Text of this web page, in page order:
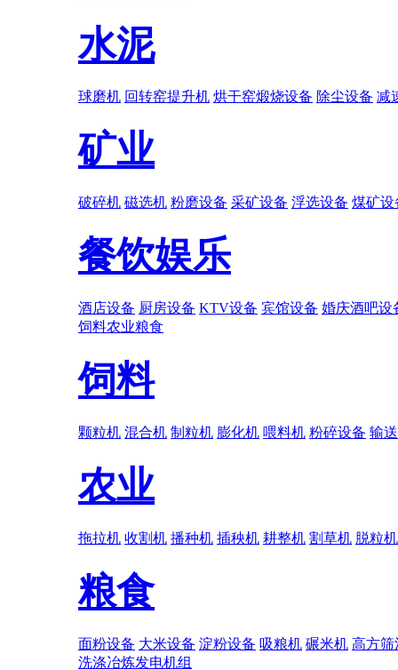
水泥
球磨机 回转窑提升机 烘干窑煅烧设备 除尘设备 减
矿业
破碎机 磁选机 粉磨设备 采矿设备 浮选设备 煤矿设
餐饮娱乐
酒店设备 厨房设备 KTV设备 宾馆设备 婚庆酒吧设
饲料农业粮食
饲料
颗粒机 混合机 制粒机 膨化机 喂料机 粉碎设备 输
农业
拖拉机 收割机 播种机 插秧机 耕整机 割草机 脱粒机
粮食
面粉设备 大米设备 淀粉设备 吸粮机 碾米机 高方筛
洗涤冶炼发电机组